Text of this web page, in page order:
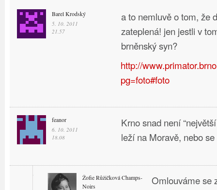
Barel Krodský
5. 10. 2011
21.57
a to nemluvě o tom, že
zateplená! jen jestli v
brněnský syn?
http://
pg=foto#foto
feanor
6. 10. 2011
18.08
Krno snad není
leží na Moravě, nebo
Žofie Růžičková Champs-
Noirs
Omlouváme se